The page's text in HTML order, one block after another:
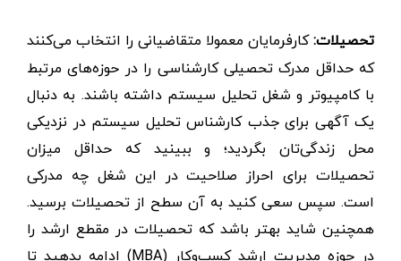
تحصیلات:کارفرمایان معمولا متقاضیانی را انتخاب می‌کنند
که حداقل مدرک تحصیلی کارشناسی را در حوزه‌های مرتبط
با کامپیوتر و شغل تحلیل سیستم داشته باشند. به دنبال
یک آگهی برای جذب کارشناس تحلیل سیستم در نزدیکی
محل زندگی‌تان بگردید؛ و ببینید که حداقل میزان
تحصیلات برای احراز صلاحیت در این شغل چه مدرکی
است. سپس سعی کنید به آن سطح از تحصیلات برسید.
همچنین شاید بهتر باشد که تحصیلات در مقطع ارشد را
در حوزه مدیریت ارشد کسب‌و‌کار (MBA) ادامه بدهید تا